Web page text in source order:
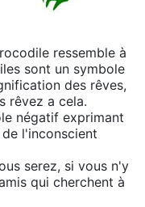
ressemble à
sont un symbole
des rêves,
rêvez a cela.
négatif exprimant
l'inconscient
serez, si vous n'y
qui cherchent à